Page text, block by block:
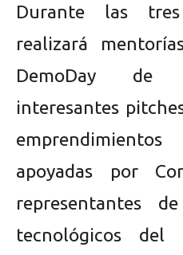
Durante las
realizará
DemoDay de
interesantes
apoyadas por
representantes
tecnológicos